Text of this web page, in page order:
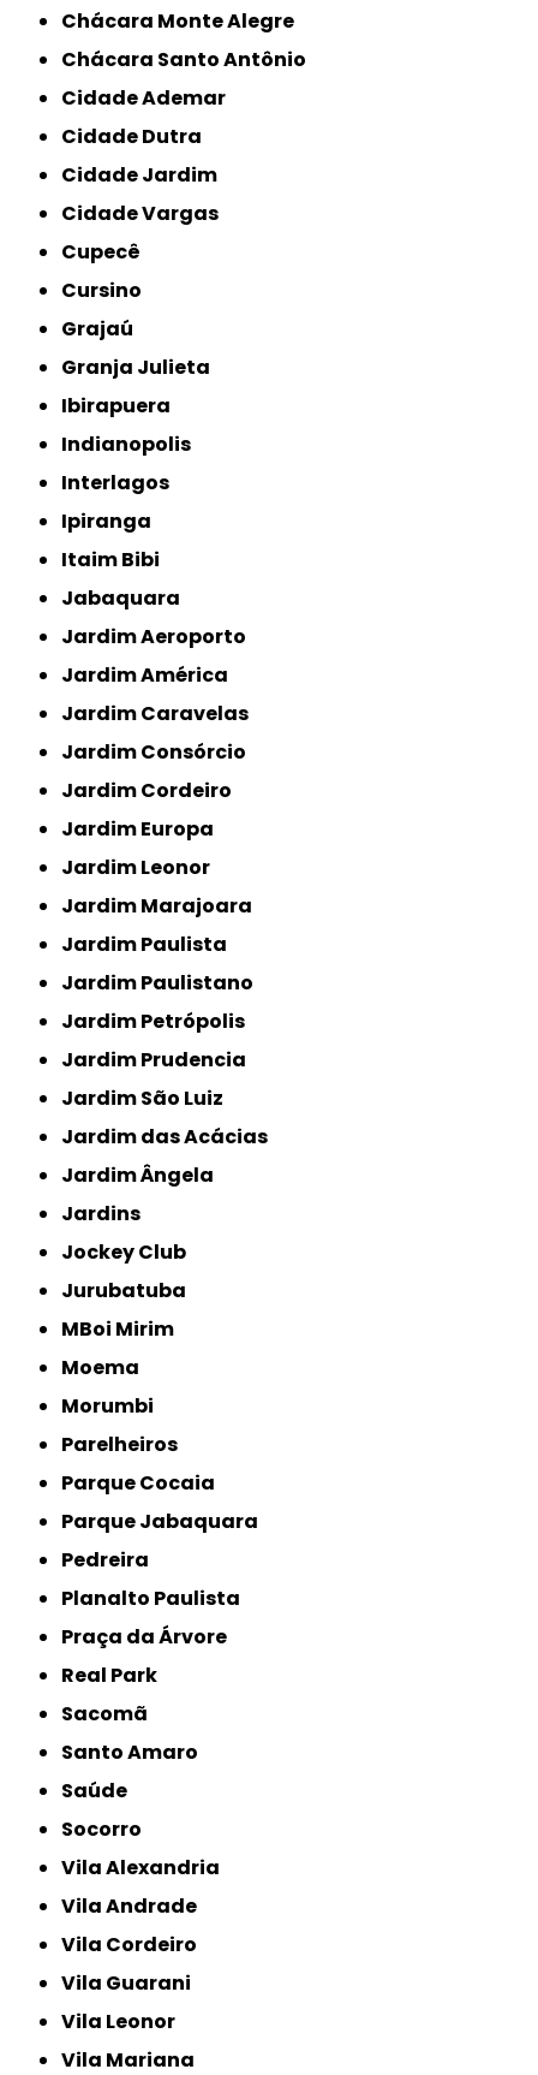
Chácara Monte Alegre
Chácara Santo Antônio
Cidade Ademar
Cidade Dutra
Cidade Jardim
Cidade Vargas
Cupecê
Cursino
Grajaú
Granja Julieta
Ibirapuera
Indianopolis
Interlagos
Ipiranga
Itaim Bibi
Jabaquara
Jardim Aeroporto
Jardim América
Jardim Caravelas
Jardim Consórcio
Jardim Cordeiro
Jardim Europa
Jardim Leonor
Jardim Marajoara
Jardim Paulista
Jardim Paulistano
Jardim Petrópolis
Jardim Prudencia
Jardim São Luiz
Jardim das Acácias
Jardim Ângela
Jardins
Jockey Club
Jurubatuba
MBoi Mirim
Moema
Morumbi
Parelheiros
Parque Cocaia
Parque Jabaquara
Pedreira
Planalto Paulista
Praça da Árvore
Real Park
Sacomã
Santo Amaro
Saúde
Socorro
Vila Alexandria
Vila Andrade
Vila Cordeiro
Vila Guarani
Vila Leonor
Vila Mariana